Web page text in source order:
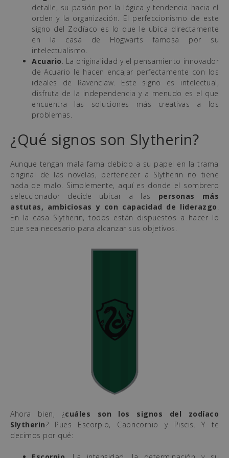
detalle, su pasión por la lógica y tendencia hacia el
orden y la organización. El perfeccionismo de este
signo del Zodíaco es lo que le ubica directamente
en la casa de Hogwarts famosa por su
intelectualismo.
Acuario. La originalidad y el pensamiento innovador
de Acuario le hacen encajar perfectamente con los
ideales de Ravenclaw. Este signo es intelectual,
disfruta de la independencia y a menudo es el que
encuentra las soluciones más creativas a los
problemas.
¿Qué signos son Slytherin?
Aunque tengan mala fama debido a su papel en la trama
original de las novelas, pertenecer a Slytherin no tiene
nada de malo. Simplemente, aquí es donde el sombrero
seleccionador decide ubicar a las personas más
astutas, ambiciosas y con capacidad de liderazgo.
En la casa Slytherin, todos están dispuestos a hacer lo
que sea necesario para alcanzar sus objetivos.
Ahora bien, ¿cuáles son los signos del zodíaco
Slytherin? Pues Escorpio, Capricornio y Piscis. Y te
decimos por qué: